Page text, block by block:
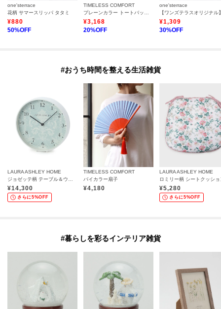
one'sterrace
花柄 サマースリッパ タタミ
¥880
50%OFF
TIMELESS COMFORT
¥3,168
20%OFF
one'sterrace
¥1,309
30%OFF
#おうち時間を整える生活雑貨
LAURA ASHLEY HOME
ジョゼッテ柄 テーブル＆ウォール クロック
¥14,300
さらに5%OFF
TIMELESS COMFORT
バイカラー扇子
¥4,180
LAURA ASHLEY HOME
ロミリー柄 シートクッショ
¥5,280
さらに5%OFF
#暮らしを彩るインテリア雑貨